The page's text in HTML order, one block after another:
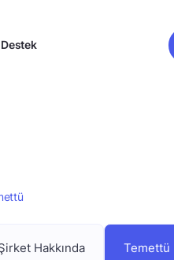
Destek
Hakkında Temettü